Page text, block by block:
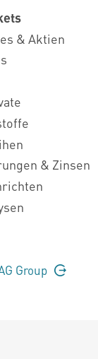
& Aktien
& Zinsen
Group